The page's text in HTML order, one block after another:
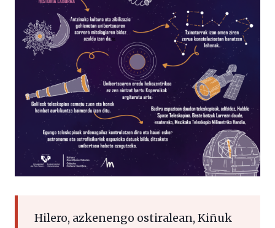
Hilero, azkenengo ostiralean, Kiñuk